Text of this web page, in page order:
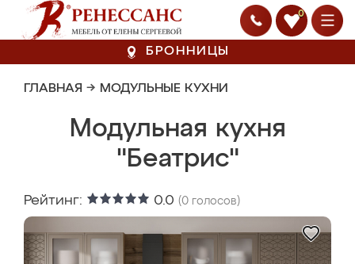
0
БРОННИЦЫ
ГЛАВНАЯ → МОДУЛЬНЫЕ КУХНИ
Модульная кухня
"Беатрис"
Рейтинг: 0.0 (0 голосов)